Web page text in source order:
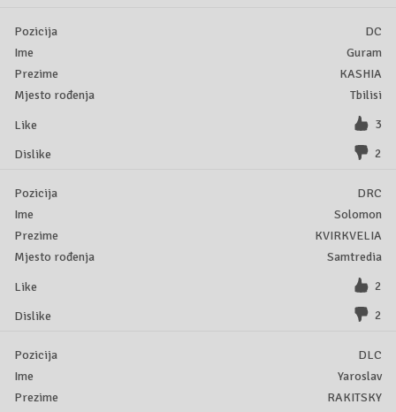
DC
Guram
KASHIA
Tbilisi
3
2
DRC
Solomon
KVIRKVELIA
Samtredia
2
2
DLC
Yaroslav
RAKITSKY